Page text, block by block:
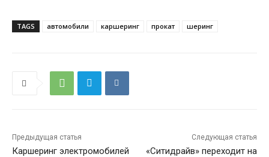
TAGS автомобили каршеринг прокат шеринг
Предыдущая статья
Каршеринг электромобилей
Следующая статья
«Ситидрайв» переходит на